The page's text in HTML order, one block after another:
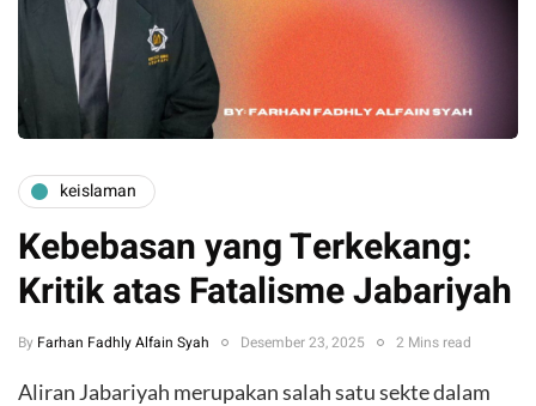
keislaman
Kebebasan yang Terkekang:
Kritik atas Fatalisme Jabariyah
By Farhan Fadhly Alfain Syah Desember 23, 2025 2 Mins read
Aliran Jabariyah merupakan salah satu sekte dalam